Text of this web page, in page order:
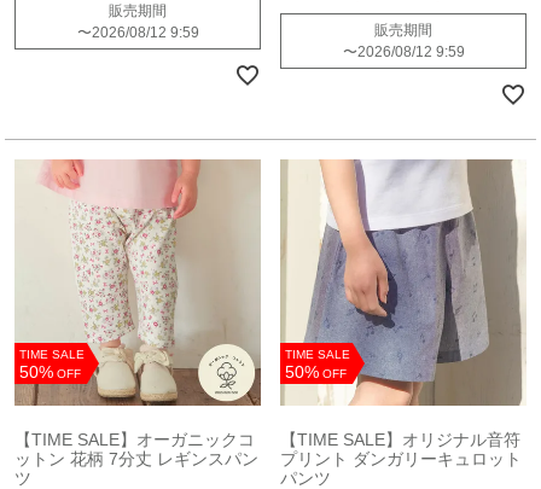
販売期間
〜2026/08/12 9:59
販売期間
〜2026/08/12 9:59
TIME SALE
50% OFF
【TIME SALE】オーガニックコ
ットン 花柄 7分丈 レギンスパン
ツ
TIME SALE
50% OFF
【TIME SALE】オリジナル音符
プリント ダンガリーキュロット
パンツ